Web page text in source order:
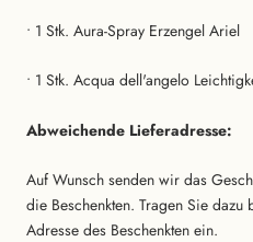
• 1 Stk. Aura-Spray Erzengel Ariel
• 1 Stk. Acqua dell'angelo
Abweichende Lieferadresse:
Auf Wunsch senden wir das
die Beschenkten. Tragen Sie
Adresse des Beschenkten ein.